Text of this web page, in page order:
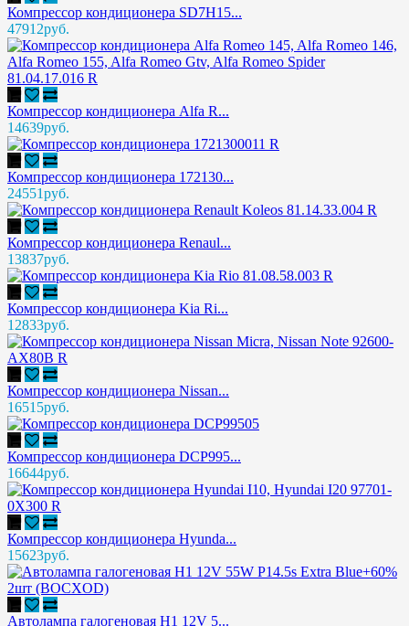
Компрессор кондиционера SD7H15...
47912руб.
Компрессор кондиционера Alfa R...
14639руб.
Компрессор кондиционера 172130...
24551руб.
Компрессор кондиционера Renaul...
13837руб.
Компрессор кондиционера Kia Ri...
12833руб.
Компрессор кондиционера Nissan...
16515руб.
Компрессор кондиционера DCP995...
16644руб.
Компрессор кондиционера Hyunda...
15623руб.
Автолампа галогеновая H1 12V 5...